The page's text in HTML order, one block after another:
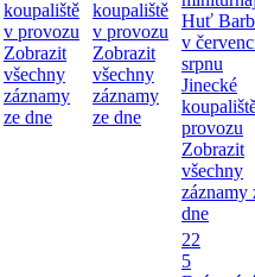
koupaliště
v provozu
Zobrazit
všechny
záznamy
ze dne
koupaliště
v provozu
Zobrazit
všechny
záznamy
ze dne
Huť
v
srpnu
Jinecké
provozu
Zobrazit
všechny
záznamy
dne
22
5